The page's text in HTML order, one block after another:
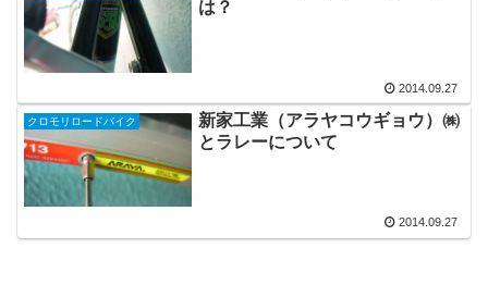
は？
2014.09.27
クロモリロードバイク
新家工業（アラヤコウギョウ）㈱
とラレーについて
2014.09.27